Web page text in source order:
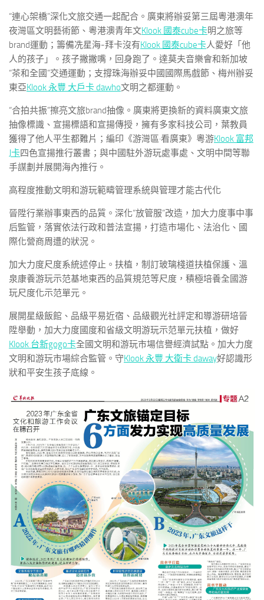
“連心架橋”深化文旅交通一起配合。廣東將辦妥第三屆粵港澳年
夜灣區文明藝術節、粵港澳青年文Klook 國泰cube卡明之旅等
brand運動；籌備冼星海-拜卡沒有Klook 國泰cube卡人愛好「他
人的孩子」。孩子撇撇嘴，回身跑了。達莫夫音樂會和新加坡
“茶和全國”交通運動；支撐珠海辦妥中國國際馬戲節、梅州辦妥
東亞Klook 永豐 大戶卡 dawho文明之都運動。
“合拍共振”擦亮文旅brand抽像。廣東將更換新的資料廣東文旅
抽像標識、宣揚標語和宣揚傳授，擁有多家科技公司，葉教員
獲得了他人平生都難片；編印《游灣區·看廣東》粵游Klook 富邦
J卡四色宣揚推行叢書；與中國駐外游玩處事處、文明中間等聯
手謀劃并展開海內推行。
高程度推動文明和游玩範疇管理系統與管理才能古代化
晉陞行業辦事東西的品質。深化“放管服”改造，加大力度事中事
后監管，落實依法行政和普法宣揚，打造市場化、法治化、國
際化營商周遭的狀況。
加大力度尺度系統述停止。扶植，制訂玻璃棧道扶植保護、溫
泉康養游玩示范基地東西的品質規范等尺度，積極培養全國游
玩尺度化示范單元。
展開星級飯館、品級平易近宿、品級觀光社評定和導游研培晉
陞舉動，加大力度國度和省級文明游玩示范單元扶植，做好
Klook 台新gogo卡全國文明和游玩市場信譽經濟試點。加大力度
文明和游玩市場綜合監管。守Klook 永豐 大衛卡 daway好認識形
狀和平安生孩子底線。